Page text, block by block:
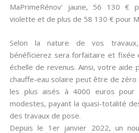
MaPrimeRénov’ jaune, 56 130 €
violette et de plus de 58 130 € pour
Selon la nature de vos
bénéficierez sera forfaitaire et fixée
échelle de revenus. Ainsi, votre aide
chauffe-eau solaire peut être de
les plus aisés à 4000 euros pour
modestes, payant la quasi-totalité
des travaux de pose.
Depuis le 1er janvier 2022, un